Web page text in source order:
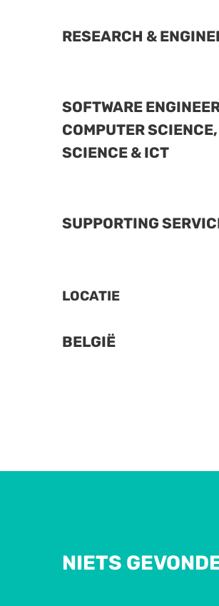
RESEARCH &
SOFTWARE
COMPUTER
SCIENCE & ICT
SUPPORTING
LOCATIE
BELGIË
NIETS